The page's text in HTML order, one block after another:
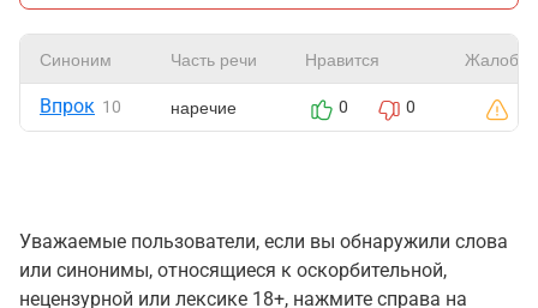
Синоним Часть речи Нравится Жалоба
Впрок 10 наречие 0 0
Уважаемые пользователи, если вы обнаружили слова
или синонимы, относящиеся к оскорбительной,
нецензурной или лексике 18+, нажмите справа на